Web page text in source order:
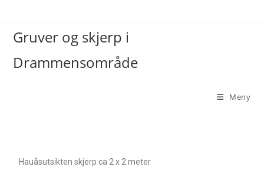
Gruver og skjerp i
Drammensområde
Meny
Hauåsutsikten skjerp ca 2 x 2 meter